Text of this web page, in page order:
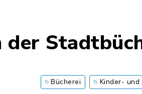
Bücherei Kinder- und